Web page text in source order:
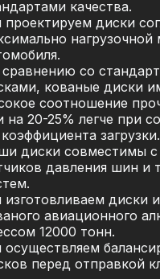
качества.
диски
нагрузочной
со
кованые диски
соотношение
на 20-25% легче при
загрузки.
диски совместимы
давления шин и
диски
авиационного
12000 тонн.
перед отправкой